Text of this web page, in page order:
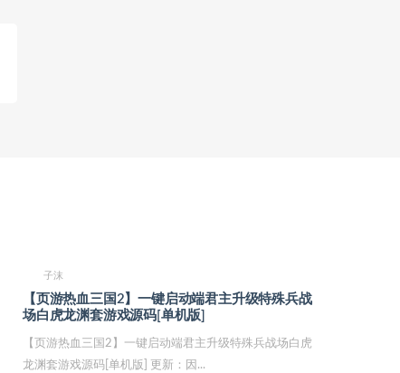
子沫
【页游热血三国2】一键启动端君主升级特殊兵战
场白虎龙渊套游戏源码[单机版]
【页游热血三国2】一键启动端君主升级特殊兵战场白虎
龙渊套游戏源码[单机版] 更新：因...